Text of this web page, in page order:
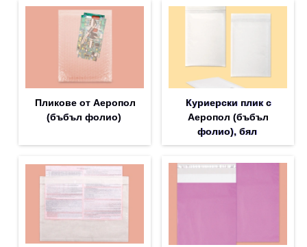
Пликове от Аеропол
(бъбъл фолио)
Куриерски плик с
Аеропол (бъбъл
фолио), бял